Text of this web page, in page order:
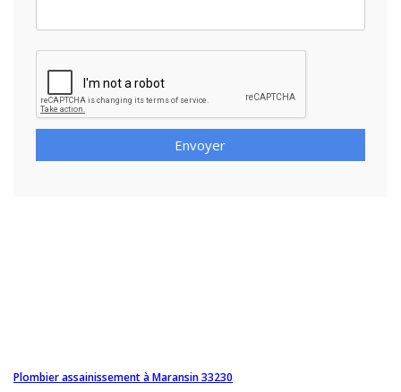
Envoyer
Plombier assainissement à Maransin 33230